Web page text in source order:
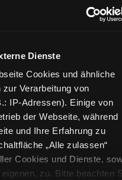
Dienste
Cookies und ähnliche
zur Verarbeitung von
IP-Adressen). Einige von
der Webseite, während
und Ihre Erfahrung zu
„Alle zulassen“
Cookies und Dienste,
zu. Bitte beachten